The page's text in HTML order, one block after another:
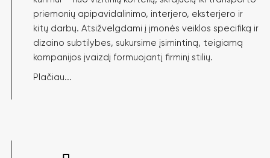
priemonių apipavidalinimo, interjero, eksterjero ir
kitų darbų. Atsižvelgdami į įmonės veiklos specifiką ir
dizaino subtilybes, sukursime įsimintiną, teigiamą
kompanijos įvaizdį formuojantį firminį stilių.
Plačiau...